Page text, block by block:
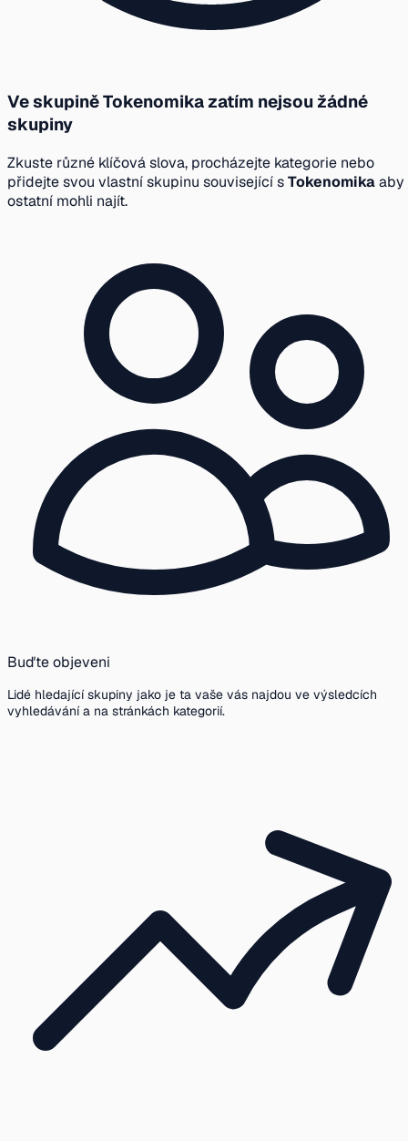
Ve skupině Tokenomika zatím nejsou žádné
skupiny
Zkuste různé klíčová slova, procházejte kategorie nebo
přidejte svou vlastní skupinu související sTokenomikaaby
ostatní mohli najít.
Buďte objeveni
Lidé hledající skupiny jako je ta vaše vás najdou ve výsledcích
vyhledávání a na stránkách kategorií.